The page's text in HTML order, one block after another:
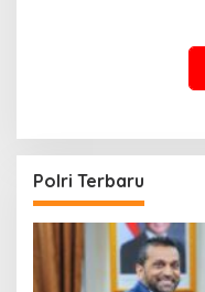
Polri Terbaru